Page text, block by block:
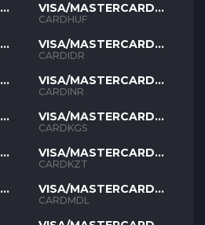
VISA/MASTERCARD
HUF
CARDHUF
VISA/MASTERCARD
IDR
CARDIDR
VISA/MASTERCARD
INR
CARDINR
VISA/MASTERCARD
KGS
CARDKGS
VISA/MASTERCARD
KZT
CARDKZT
VISA/MASTERCARD
MDL
CARDMDL